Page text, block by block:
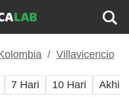
Villavicencio
7 Hari 10 Hari Akhir